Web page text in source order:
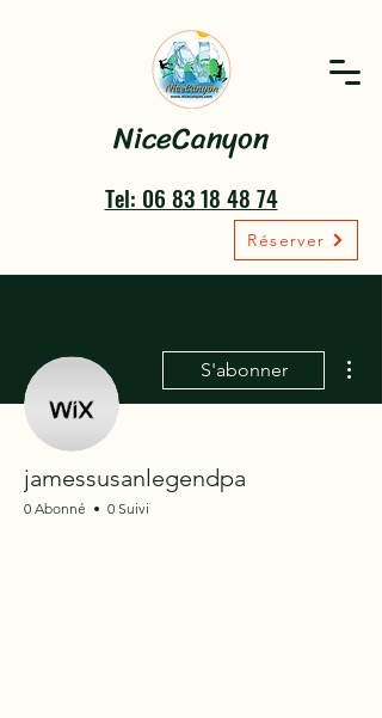
NiceCanyon
Tel: 06 83 18 48 74
Réserver
S'abonner
jamessusanlegendpa
0 Abonné 0 Suivi